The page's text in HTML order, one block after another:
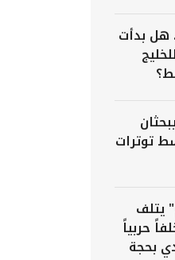
هل بدأت
توترات
يتلف
حربياً
بحجة